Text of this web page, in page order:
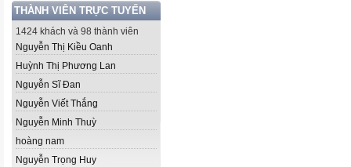
THÀNH VIÊN TRỰC TUYẾN
1424 khách và 98 thành viên
Nguyễn Thị Kiều Oanh
Huỳnh Thị Phương Lan
Nguyễn Sĩ Đan
Nguyễn Viết Thắng
Nguyễn Minh Thuỳ
hoàng nam
Nguyễn Trọng Huy